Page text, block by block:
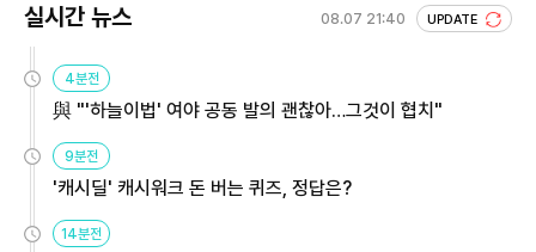
실시간 뉴스 08.07 21:40 UPDATE
4분전
與 "'하늘이법' 여야 공동 발의 괜찮아…그것이 협치"
9분전
'캐시딜' 캐시워크 돈 버는 퀴즈, 정답은?
14분전